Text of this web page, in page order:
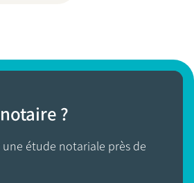
?
étude notariale près de